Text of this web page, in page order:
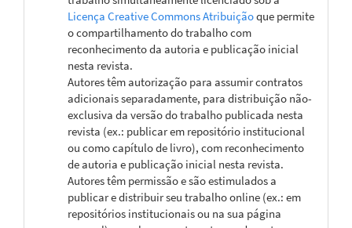
Licença Creative Commons Atribuiçãoque permite
o compartilhamento do trabalho com
reconhecimento da autoria e publicação inicial
nesta revista.
Autores têm autorização para assumir contratos
adicionais separadamente, para distribuição não-
exclusiva da versão do trabalho publicada nesta
revista (ex.: publicar em repositório institucional
ou como capítulo de livro), com reconhecimento
de autoria e publicação inicial nesta revista.
Autores têm permissão e são estimulados a
publicar e distribuir seu trabalho online (ex.: em
repositórios institucionais ou na sua página